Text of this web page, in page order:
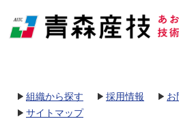
組織から探す 採用情報
お
サイトマップ